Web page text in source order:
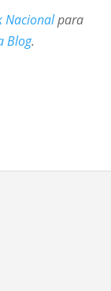
Nacionalpara
Blog.